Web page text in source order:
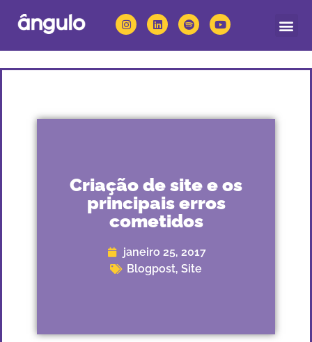
Criação de site e os
principais erros
cometidos
janeiro 25, 2017
Blogpost, Site